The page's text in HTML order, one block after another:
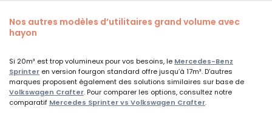
Nos autres modèles d’utilitaires grand volume avec
hayon
Si 20m³ est trop volumineux pour vos besoins, le Mercedes-Benz
Sprinter en version fourgon standard offre jusqu’à 17m³. D’autres
marques proposent également des solutions similaires sur base de
Volkswagen Crafter. Pour comparer les options, consultez notre
comparatif Mercedes Sprinter vs Volkswagen Crafter.